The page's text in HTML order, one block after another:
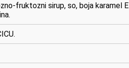
fruktozni sirup, so, boja karamel